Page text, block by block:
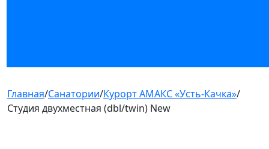
Главная/Санатории/Курорт АМАКС «Усть-Качка»/
Студия двухместная (dbl/twin) New